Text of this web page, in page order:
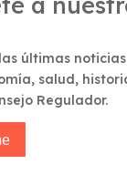
últimas
salud,
Regulador.